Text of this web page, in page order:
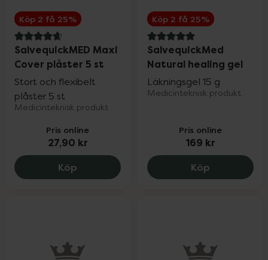
Köp 2 få 25%
4.7 av 5 i omdöme
SalvequickMED Maxi
Cover plåster 5 st
Stort och flexibelt
plåster 5 st
Medicinteknisk produkt
Pris online
27,90 kr
Köp SalvequickMED Maxi Cover plåster 5
Köp 2 få 25%
5 av 5 i omdöme
SalvequickMed
Natural healing gel
Läkningsgel 15 g
Medicinteknisk produkt
Pris online
169 kr
Köp